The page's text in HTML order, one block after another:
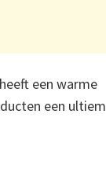
een warme
een ultiem